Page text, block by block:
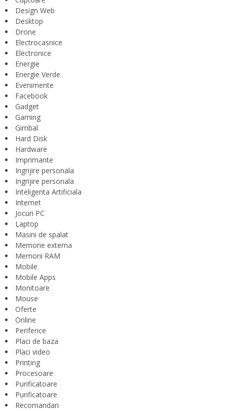
Design Web
Desktop
Drone
Electrocasnice
Electronice
Energie
Energie Verde
Evenimente
Facebook
Gadget
Gaming
Gimbal
Hard Disk
Hardware
Imprimante
Ingrijire personala
Ingrijire personala
Inteligenta Artificiala
Internet
Jocuri PC
Laptop
Masini de spalat
Memorie externa
Memorii RAM
Mobile
Mobile Apps
Monitoare
Mouse
Oferte
Online
Periferice
Placi de baza
Placi video
Printing
Procesoare
Purificatoare
Purificatoare
Recomandari